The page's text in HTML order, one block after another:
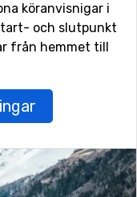
köranvisnigar i
och slutpunkt
från hemmet till